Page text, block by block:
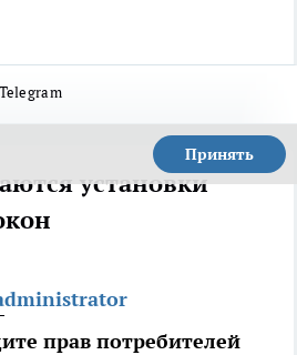
Принять
установки
прав потребителей